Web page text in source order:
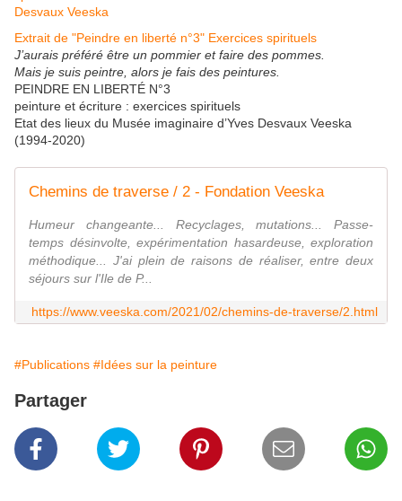
Extrait de "Peindre en liberté n°3" Exercices spirituels
J’aurais préféré être un pommier et faire des pommes.
Mais je suis peintre, alors je fais des peintures.
PEINDRE EN LIBERTÉ N°3
peinture et écriture : exercices spirituels
Etat des lieux du Musée imaginaire d’Yves Desvaux Veeska
(1994-2020)
Chemins de traverse / 2 - Fondation Veeska
Humeur changeante... Recyclages, mutations... Passe-
temps désinvolte, expérimentation hasardeuse, exploration
méthodique... J'ai plein de raisons de réaliser, entre deux
séjours sur l'Ile de P...
https://www.veeska.com/2021/02/chemins-de-traverse/2.html
#Publications #Idées sur la peinture
Partager